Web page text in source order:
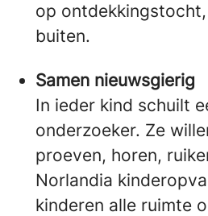
op
buiten.
Samen nieuwsgierig
In ieder kind schuilt
onderzoeker. Ze
proeven, horen,
Norlandia
kinderen alle ruimte